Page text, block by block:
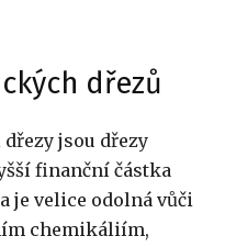
dřezů
jsou dřezy
finanční částka
je velice odolná vůči
chemikáliím,